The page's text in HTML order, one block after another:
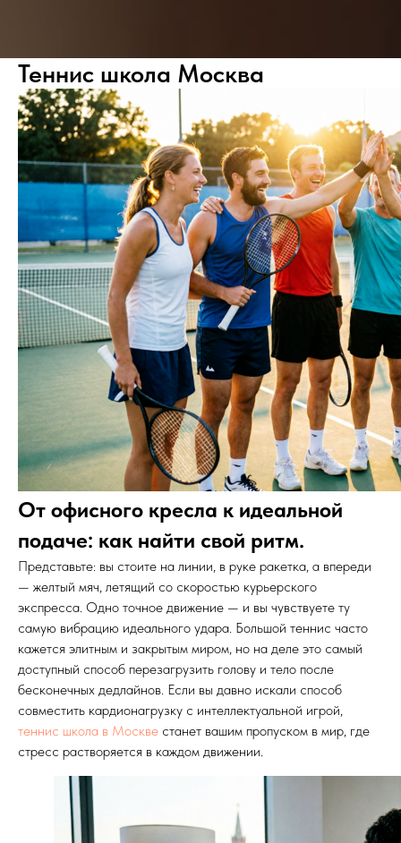
Теннис школа Москва
От офисного кресла к идеальной
подаче: как найти свой ритм.
Представьте: вы стоите на линии, в руке ракетка, а впереди
— желтый мяч, летящий со скоростью курьерского
экспресса. Одно точное движение — и вы чувствуете ту
самую вибрацию идеального удара. Большой теннис часто
кажется элитным и закрытым миром, но на деле это самый
доступный способ перезагрузить голову и тело после
бесконечных дедлайнов. Если вы давно искали способ
совместить кардионагрузку с интеллектуальной игрой,
теннис школа в Москве станет вашим пропуском в мир, где
стресс растворяется в каждом движении.